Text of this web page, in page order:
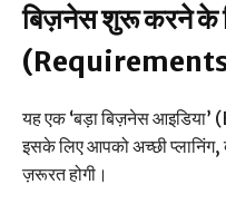
बिज़नेस शुरू करने के
यह एक ‘बड़ा बिज़नेस
इसके लिए आपको अच्छी
ज़रूरत होगी।